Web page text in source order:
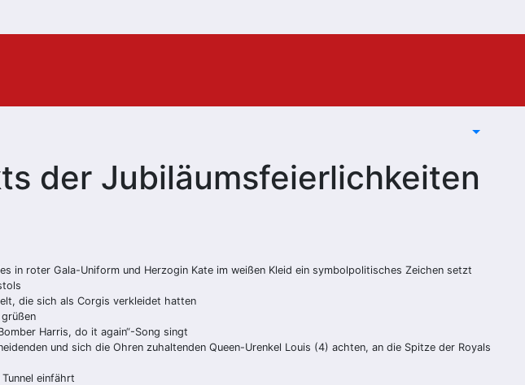
der Jubiläumsfeierlichkeiten
in roter Gala-Uniform und Herzogin Kate im weißen Kleid ein symbolpolitisches Zeichen setzt
die sich als Corgis verkleidet hatten
Harris, do it again“-Song singt
und sich die Ohren zuhaltenden Queen-Urenkel Louis (4) achten, an die Spitze der Royals
einfährt